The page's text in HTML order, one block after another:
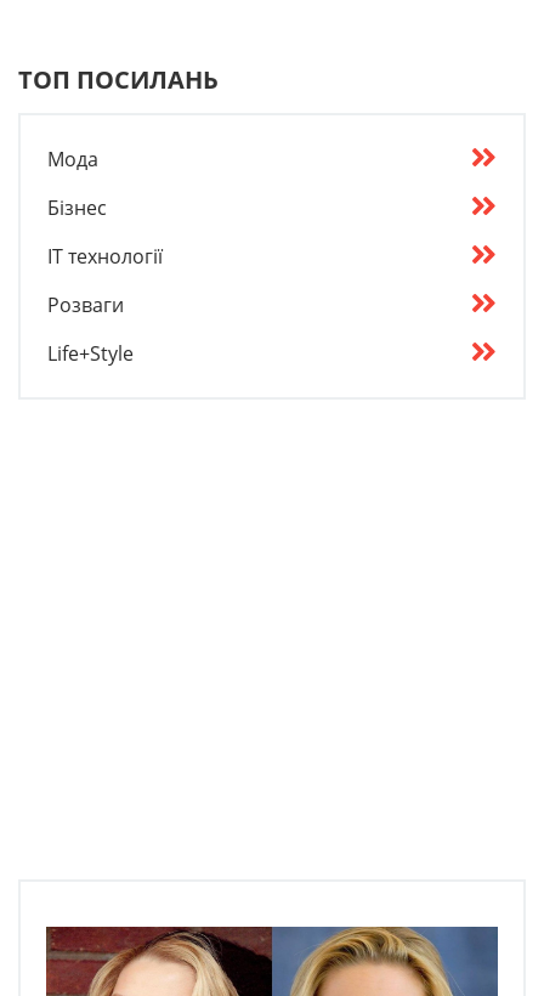
ТОП ПОСИЛАНЬ
Мода
Бізнес
IT технології
Розваги
Life+Style